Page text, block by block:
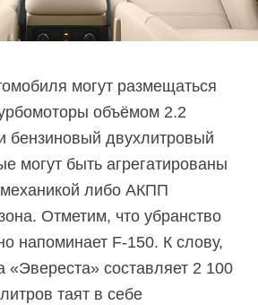
могут размещаться
объёмом 2.2
бензиновый двухлитровый
могут быть агрегатированы
механикой либо АКПП
Отметим, что убранство
напоминает F-150. К слову,
«Эвереста» составляет 2 100
таят в себе